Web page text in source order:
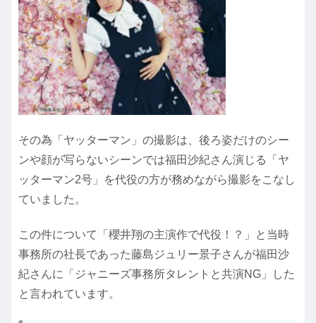
その為「ヤッターマン」の撮影は、後ろ姿だけのシー
ンや顔が写らないシーンでは福田沙紀さん演じる「ヤ
ッターマン2号」を代役の方が務めながら撮影をこなし
ていました。
この件について「櫻井翔の主演作で代役！？」と当時
事務所の社長であった藤島ジュリー景子さんが福田沙
紀さんに「ジャニーズ事務所タレントと共演NG」した
と言われています。